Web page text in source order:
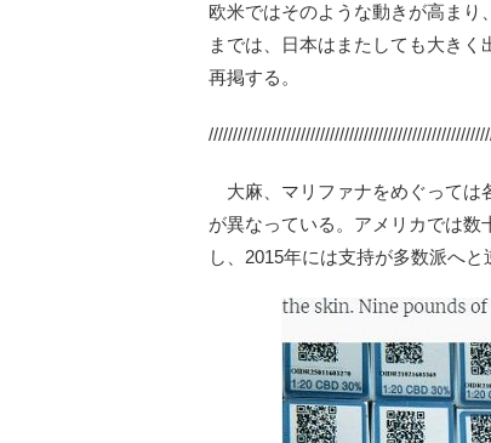
欧米ではそのような動きが高まり
までは、日本はまたしても大き
再掲する。
大麻、マリファナをめぐっては
が異なっている。アメリカでは数
し、2015年には支持が多数派へと